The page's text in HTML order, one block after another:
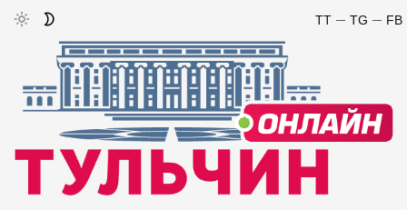
FB
TG
TT